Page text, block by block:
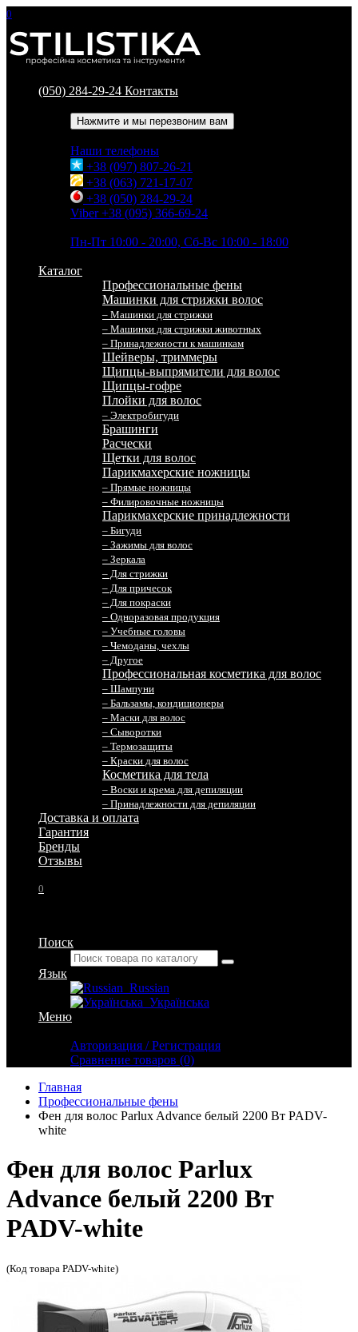
0
(050) 284-29-24 Контакты
Нажмите и мы перезвоним вам
Наши телефоны
+38 (097) 807-26-21
+38 (063) 721-17-07
+38 (050) 284-29-24
Viber +38 (095) 366-69-24
Пн-Пт 10:00 - 20:00, Сб-Вс 10:00 - 18:00
Каталог
Профессиональные фены
Машинки для стрижки волос
– Машинки для стрижки
– Машинки для стрижки животных
– Принадлежности к машинкам
Шейверы, триммеры
Щипцы-выпрямители для волос
Щипцы-гофре
Плойки для волос
– Электробигуди
Брашинги
Расчески
Щетки для волос
Парикмахерские ножницы
– Прямые ножницы
– Филировочные ножницы
Парикмахерские принадлежности
– Бигуди
– Зажимы для волос
– Зеркала
– Для стрижки
– Для причесок
– Для покраски
– Одноразовая продукция
– Учебные головы
– Чемоданы, чехлы
– Другое
Профессиональная косметика для волос
– Шампуни
– Бальзамы, кондиционеры
– Маски для волос
– Сыворотки
– Термозащиты
– Краски для волос
Косметика для тела
– Воски и крема для депиляции
– Принадлежности для депиляции
Доставка и оплата
Гарантия
Бренды
Отзывы
0
Поиск
Язык
Russian
Українська
Меню
Авторизация / Регистрация
Сравнение товаров (0)
Главная
Профессиональные фены
Фен для волос Parlux Advance белый 2200 Вт PADV-
white
Фен для волос Parlux
Advance белый 2200 Вт
PADV-white
(Код товара PADV-white)